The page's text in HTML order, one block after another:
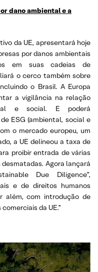
dano ambiental e a
da UE, apresentará hoje
por danos ambientais
em suas cadeias de
o cerco também sobre
o Brasil. A Europa
a vigilância na relação
e social. E poderá
ESG (ambiental, social e
o mercado europeu, um
a UE delineou a taxa de
proibir entrada de várias
Agora lançará
Due Diligence”,
e de direitos humanos
além, com introdução de
da UE.”